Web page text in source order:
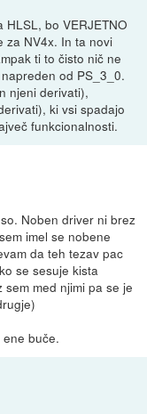
bo VERJETNO
za NV4x. In ta novi
ti to čisto nič ne
od PS_3_0.
njeni derivati),
ki vsi spadajo
funkcionalnosti.
Noben driver ni brez
imel se nobene
da teh tezav pac
se sesuje kista
med njimi pa se je
buče.